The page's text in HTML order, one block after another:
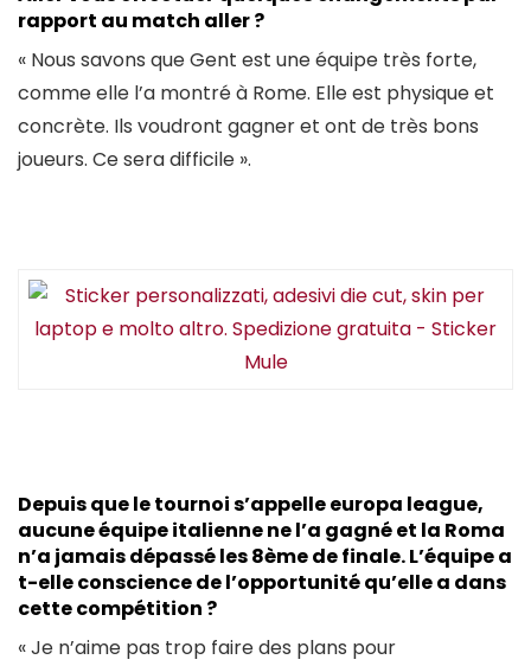
rapport au match aller ?
« Nous savons que Gent est une équipe très forte,
comme elle l’a montré à Rome. Elle est physique et
concrète. Ils voudront gagner et ont de très bons
joueurs. Ce sera difficile ».
Depuis que le tournoi s’appelle europa league,
aucune équipe italienne ne l’a gagné et la Roma
n’a jamais dépassé les 8ème de finale. L’équipe a
t-elle conscience de l’opportunité qu’elle a dans
cette compétition ?
« Je n’aime pas trop faire des plans pour